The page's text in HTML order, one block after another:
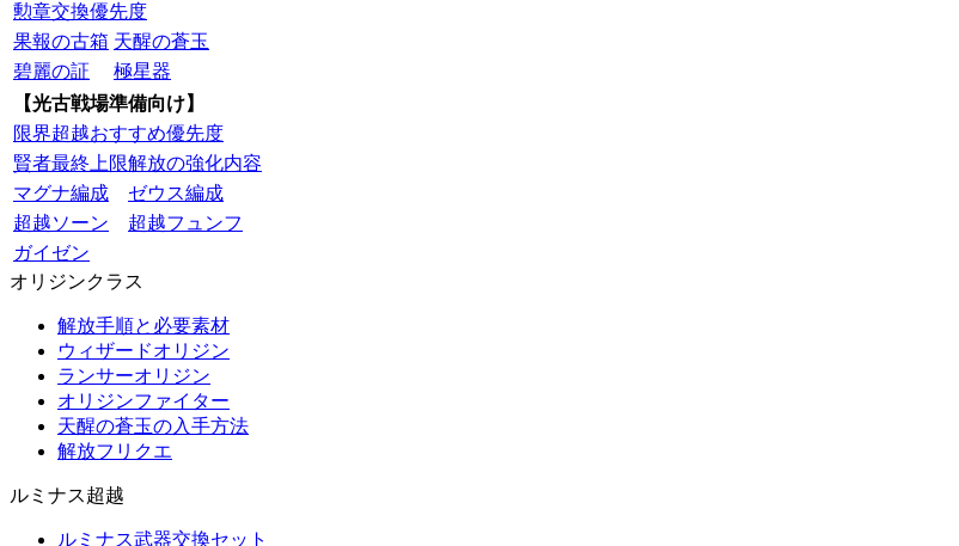
勲章交換優先度
果報の古箱 天醒の蒼玉
碧麗の証
極星器
【光古戦場準備向け】
限界超越おすすめ優先度
賢者最終上限解放の強化内容
マグナ編成
ゼウス編成
超越ソーン
超越フュンフ
ガイゼン
オリジンクラス
解放手順と必要素材
ウィザードオリジン
ランサーオリジン
オリジンファイター
天醒の蒼玉の入手方法
解放フリクエ
ルミナス超越
ルミナス武器交換セット